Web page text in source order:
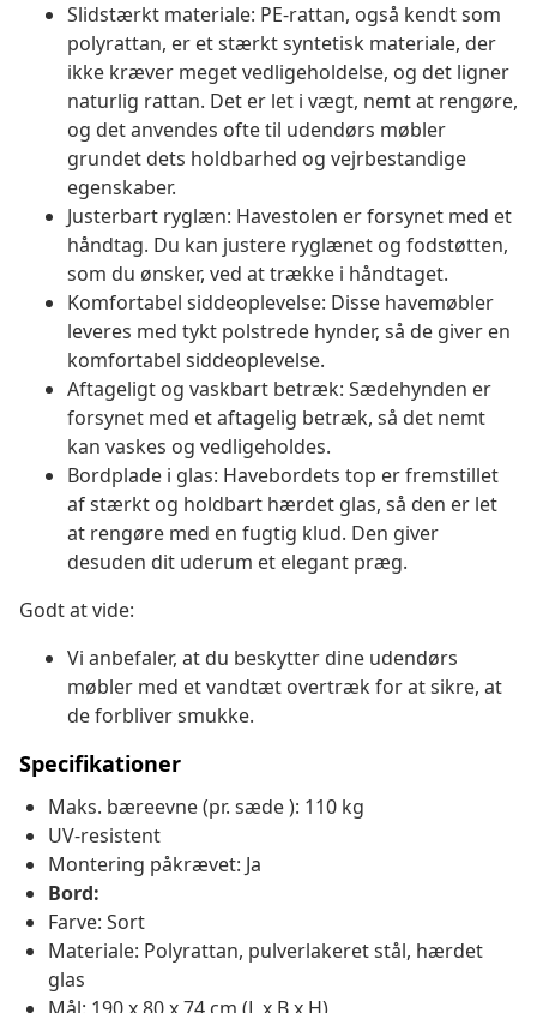
Slidstærkt materiale: PE-rattan, også kendt som
polyrattan, er et stærkt syntetisk materiale, der
ikke kræver meget vedligeholdelse, og det ligner
naturlig rattan. Det er let i vægt, nemt at rengøre,
og det anvendes ofte til udendørs møbler
grundet dets holdbarhed og vejrbestandige
egenskaber.
Justerbart ryglæn: Havestolen er forsynet med et
håndtag. Du kan justere ryglænet og fodstøtten,
som du ønsker, ved at trække i håndtaget.
Komfortabel siddeoplevelse: Disse havemøbler
leveres med tykt polstrede hynder, så de giver en
komfortabel siddeoplevelse.
Aftageligt og vaskbart betræk: Sædehynden er
forsynet med et aftagelig betræk, så det nemt
kan vaskes og vedligeholdes.
Bordplade i glas: Havebordets top er fremstillet
af stærkt og holdbart hærdet glas, så den er let
at rengøre med en fugtig klud. Den giver
desuden dit uderum et elegant præg.
Godt at vide:
Vi anbefaler, at du beskytter dine udendørs
møbler med et vandtæt overtræk for at sikre, at
de forbliver smukke.
Specifikationer
Maks. bæreevne (pr. sæde ): 110 kg
UV-resistent
Montering påkrævet: Ja
Bord:
Farve: Sort
Materiale: Polyrattan, pulverlakeret stål, hærdet
glas